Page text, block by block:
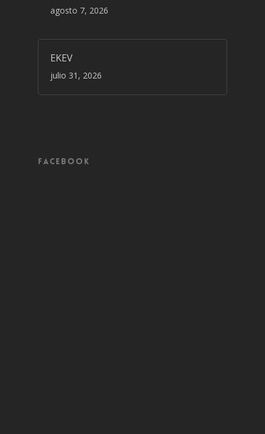
agosto 7, 2026
EKEV
julio 31, 2026
Facebook